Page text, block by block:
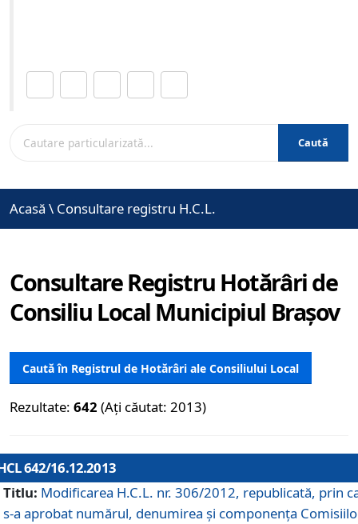
Caută
Acasă \ Consultare registru H.C.L.
Consultare Registru Hotărâri de
Consiliu Local Municipiul Brașov
Caută în Registrul de Hotărâri ale Consiliului Local
Rezultate: 642 (Ați căutat: 2013)
642/16.12.2013
Titlu: Modificarea H.C.L. nr. 306/2012, republicată, prin
s-a aprobat numărul, denumirea şi componenţa